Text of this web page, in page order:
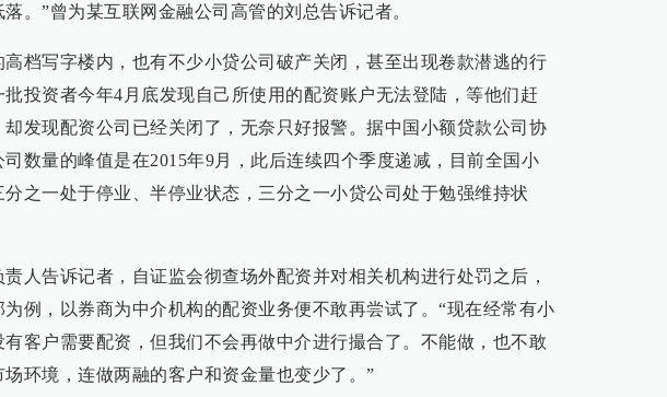
。”曾为某互联网金融公司高管的刘总告诉记者。
高档写字楼内，也有不少小贷公司破产关闭，甚至出现卷款潜逃的行
批投资者今年4月底发现自己所使用的配资账户无法登陆，等他们赶
却发现配资公司已经关闭了，无奈只好报警。据中国小额贷款公司协
数量的峰值是在2015年9月，此后连续四个季度递减，目前全国小
之一处于停业、半停业状态，三分之一小贷公司处于勉强维持状
人告诉记者，自证监会彻查场外配资并对相关机构进行处罚之后，
为例，以券商为中介机构的配资业务便不敢再尝试了。“现在经常有小
客户需要配资，但我们不会再做中介进行撮合了。不能做，也不敢
环境，连做两融的客户和资金量也变少了。”